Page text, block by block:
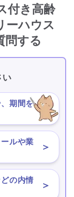
付き高齢
ーハウス
問する
い
期間を
＞
ルや業
＞
の内情
＞